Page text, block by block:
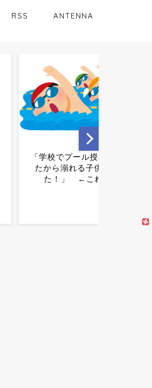
RSS ANTENNA
トランプ、W杯絶賛→「次
はアメリカだけでやる！」
と宣言ｗｗｗｗｗｗ...